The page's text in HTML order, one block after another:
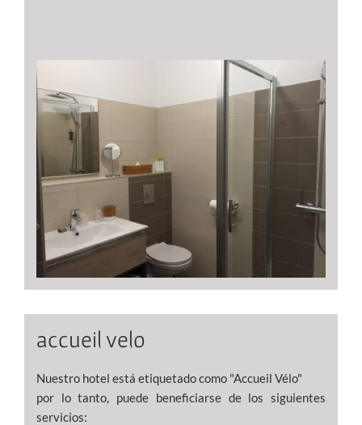
accueil velo
Nuestro hotel está etiquetado como "Accueil Vélo"
por lo tanto, puede beneficiarse de los siguientes
servicios: